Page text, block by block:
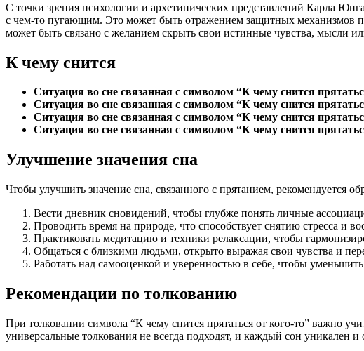
С точки зрения психологии и архетипических представлений Карла
с чем-то пугающим. Это может быть отражением защитных механизмов
может быть связано с желанием скрыть свои истинные чувства, мысли
К чему снится
Ситуация во сне связанная с символом “К чему снится
Ситуация во сне связанная с символом “К чему снится
Ситуация во сне связанная с символом “К чему снится
Ситуация во сне связанная с символом “К чему снится
Улучшение значения сна
Чтобы улучшить значение сна, связанного с прятанием, рекомендуется
Вести дневник сновидений, чтобы глубже понять личные
Проводить время на природе, что способствует снятию стресса и
Практиковать медитацию и техники релаксации, чтобы
Общаться с близкими людьми, открыто выражая свои чувства и
Работать над самооценкой и уверенностью в себе, чтобы
Рекомендации по толкованию
При толковании символа “К чему снится прятаться от кого-то” важно
универсальные толкования не всегда подходят, и каждый сон уникален